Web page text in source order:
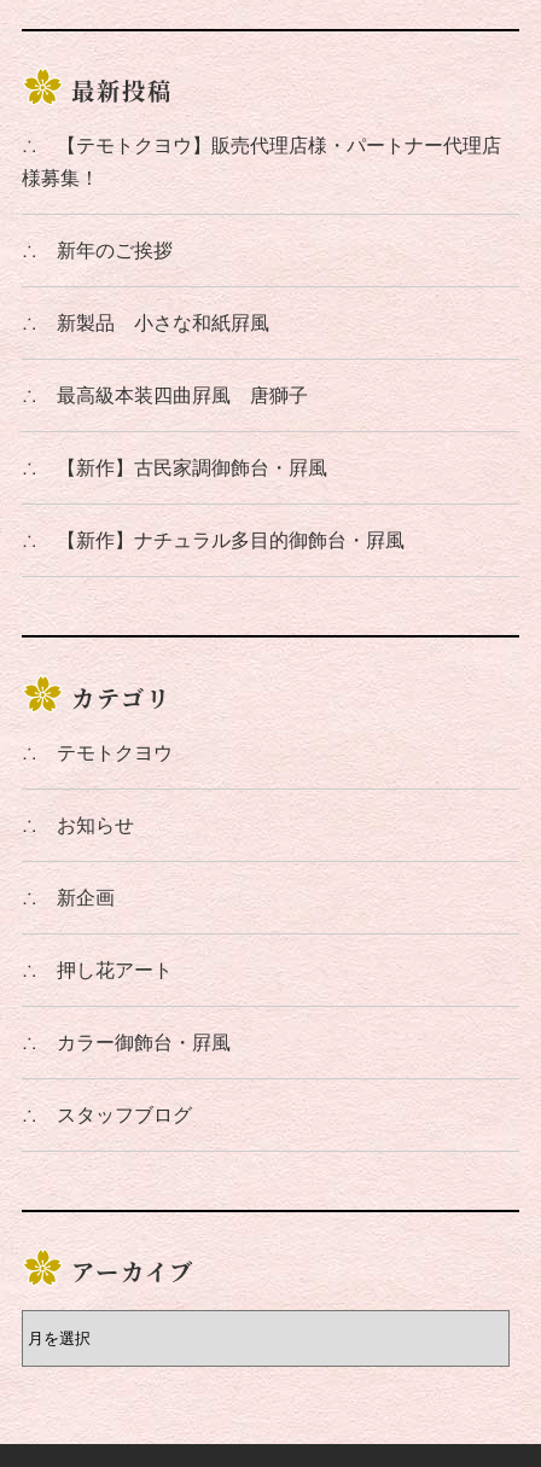
最新投稿
∴
【テモトクヨウ】販売代理店様・パートナー代理店
様募集！
∴ 新年のご挨拶
∴ 新製品 小さな和紙屛風
∴ 最高級本装四曲屛風 唐獅子
∴ 【新作】古民家調御飾台・屛風
∴ 【新作】ナチュラル多目的御飾台・屛風
カテゴリ
∴ テモトクヨウ
∴ お知らせ
∴ 新企画
∴ 押し花アート
∴ カラー御飾台・屛風
∴ スタッフブログ
アーカイブ